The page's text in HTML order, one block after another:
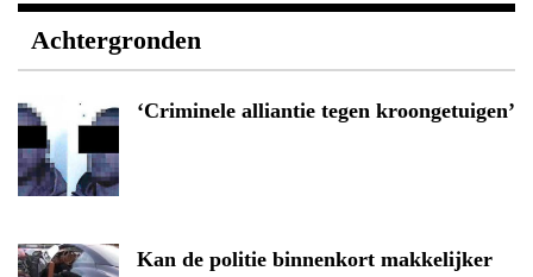
Achtergronden
‘Criminele alliantie tegen kroongetuigen’
Kan de politie binnenkort makkelijker